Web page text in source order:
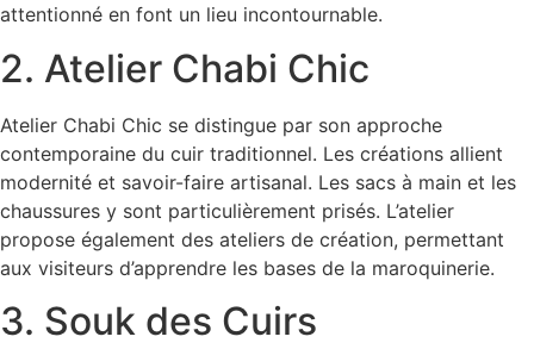
attentionné en font un lieu incontournable.
2. Atelier Chabi Chic
Atelier Chabi Chic se distingue par son approche
contemporaine du cuir traditionnel. Les créations allient
modernité et savoir-faire artisanal. Les sacs à main et les
chaussures y sont particulièrement prisés. L’atelier
propose également des ateliers de création, permettant
aux visiteurs d’apprendre les bases de la maroquinerie.
3. Souk des Cuirs